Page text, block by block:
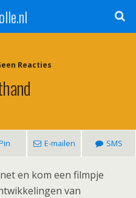
Reacties
E-mailen SMS
en kom een filmpje
van